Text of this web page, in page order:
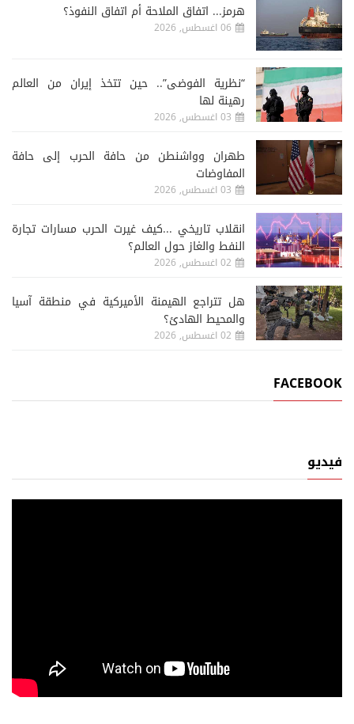
هرمز... اتفاق الملاحة أم اتفاق النفوذ؟
06 اغسطس, 2026
“نظرية الفوضى”.. حين تتخذ إيران من العالم
رهينة لها
03 اغسطس, 2026
طهران وواشنطن من حافة الحرب إلى حافة
المفاوضات
03 اغسطس, 2026
انقلاب تاريخي ...كيف غيرت الحرب مسارات تجارة
النفط والغاز حول العالم؟
02 اغسطس, 2026
هل تتراجع الهيمنة الأميركية في منطقة آسيا
والمحيط الهادئ؟
02 اغسطس, 2026
FACEBOOK
فيديو